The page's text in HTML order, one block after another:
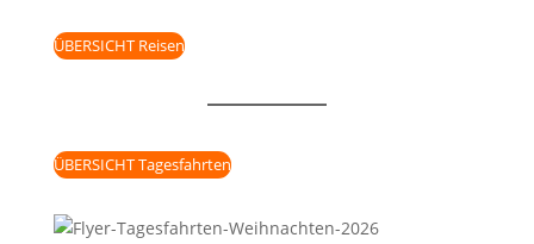
ÜBERSICHT Reisen
ÜBERSICHT Tagesfahrten